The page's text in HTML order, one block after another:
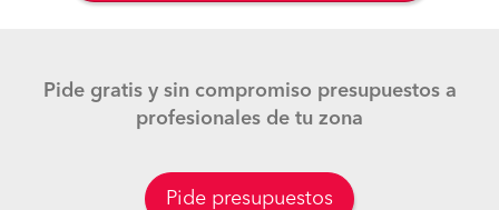
Pide gratis y sin compromiso presupuestos a
profesionales de tu zona
Pide presupuestos